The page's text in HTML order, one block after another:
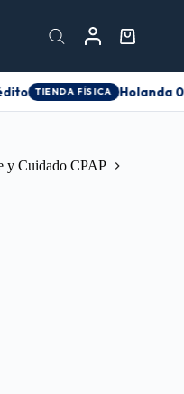
TIENDA FÍSICA Holanda
y Cuidado CPAP